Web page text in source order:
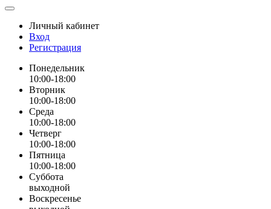
Личный кабинет
Вход
Регистрация
Понедельник
10:00-18:00
Вторник
10:00-18:00
Среда
10:00-18:00
Четверг
10:00-18:00
Пятница
10:00-18:00
Суббота
выходной
Воскресенье